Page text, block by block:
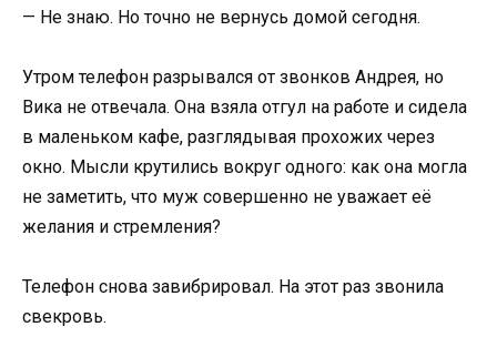
— Не знаю. Но точно не вернусь домой сегодня.
Утром телефон разрывался от звонков Андрея, но
Вика не отвечала. Она взяла отгул на работе и сидела
в маленьком кафе, разглядывая прохожих через
окно. Мысли крутились вокруг одного: как она могла
не заметить, что муж совершенно не уважает её
желания и стремления?
Телефон снова завибрировал. На этот раз звонила
свекровь.